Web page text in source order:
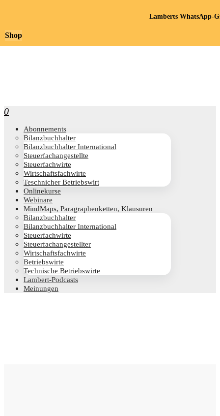
0
Abon­ne­ments
Bilanz­buch­hal­ter
Bilanz­buch­hal­ter International
Steu­er­fach­an­ge­stell­te
Steu­er­fach­wir­te
Wirt­schafts­fach­wir­te
Teschni­cher Betriebswirt
Online­kur­se
Web­i­na­re
Mind­Maps, Para­gra­phen­ket­ten, Klausuren
Bilanz­buch­hal­ter
Bilanz­buch­hal­ter International
Steu­er­fach­wir­te
Steu­er­fach­an­ge­stell­ter
Wirt­schafts­fach­wir­te
Betriebs­wir­te
Tech­ni­sche Betriebswirte
Lam­­bert-Pod­­casts
Mei­nun­gen
Shop
Lamberts WhatsApp-